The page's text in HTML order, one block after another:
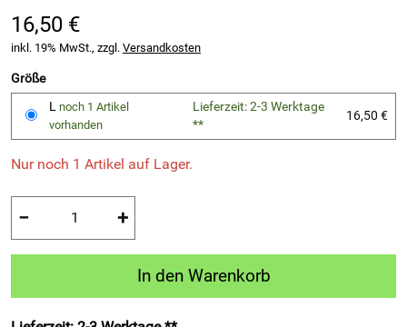
16,50 €
inkl. 19% MwSt., zzgl. Versandkosten
Größe
L noch 1 Artikel
vorhanden
Lieferzeit: 2-3 Werktage
**
16,50 €
Nur noch 1 Artikel auf Lager.
− +
In den Warenkorb